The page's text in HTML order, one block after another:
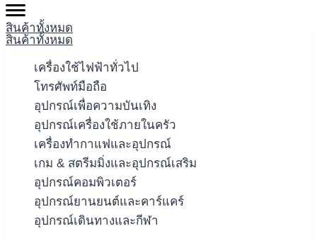
สินค้าทั้งหมด
สินค้าทั้งหมด
เครื่องใช้ไฟฟ้าทั่วไป
โทรศัพท์มือถือ
อุปกรณ์เพื่อความบันเทิง
อุปกรณ์เครื่องใช้ภายในครัว
เครื่องทำกาแฟและอุปกรณ์
เกม & สตรีมมิ่งและอุปกรณ์เสริม
อุปกรณ์คอมพิวเตอร์
อุปกรณ์ยานยนต์และคาร์แคร์
อุปกรณ์เดินทางและกีฬา